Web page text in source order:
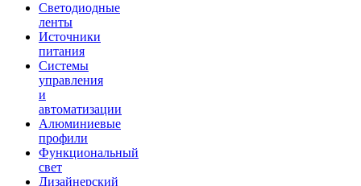
Светодиодные
ленты
Источники
питания
Системы
управления
и
автоматизации
Алюминиевые
профили
Функциональный
свет
Дизайнерский